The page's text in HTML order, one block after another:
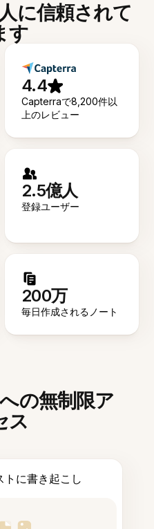
に信頼されて
す
4.4
Capterraで8,200件以
上のレビュー
2.5億人
登録ユーザー
200万
毎日作成されるノート
の無制限ア
ス
トに書き起こし